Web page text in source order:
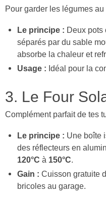
Pour garder les légumes
Le principe : Deux pots
séparés par du sable
absorbe la chaleur et
Usage : Idéal pour la
3. Le Four
Complément parfait de tes
Le principe : Une boîte
des réflecteurs en
120°C à 150°C.
Gain : Cuisson gratuite
bricoles au garage.